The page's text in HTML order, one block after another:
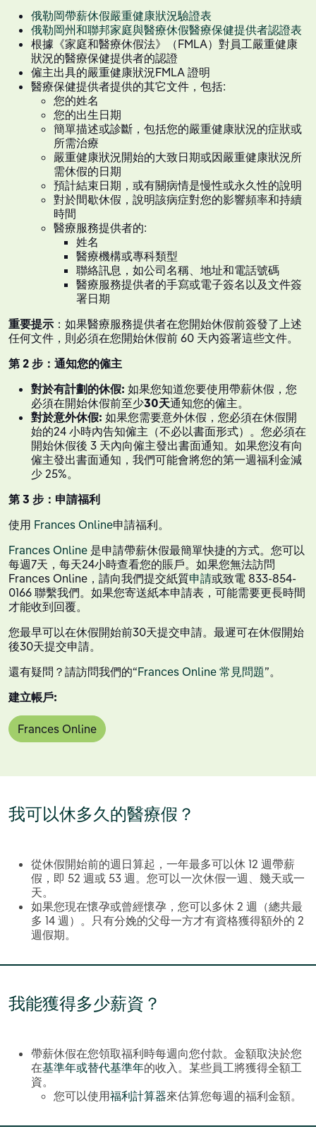
俄勒岡帶薪休假嚴重健康狀況驗證表
俄勒岡州和聯邦家庭與醫療休假醫療保健提供者認證表
根據《家庭和醫療休假法》（FMLA）對員工嚴重健康
狀況的醫療保健提供者的認證
僱主出具的嚴重健康狀況FMLA 證明
醫療保健提供者提供的其它文件，包括:
您的姓名
您的出生日期
簡單描述或診斷，包括您的嚴重健康狀況的症狀或
所需治療
嚴重健康狀況開始的大致日期或因嚴重健康狀況所
需休假的日期
預計結束日期，或有關病情是慢性或永久性的說明
對於間歇休假，說明該病症對您的影響頻率和持續
時間
醫療服務提供者的:
姓名
醫療機構或專科類型
聯絡訊息，如公司名稱、地址和電話號碼
醫療服務提供者的手寫或電子簽名以及文件簽
署日期
重要提示 ：如果醫療服務提供者在您開始休假前簽發了上述
任何文件，則必須在您開始休假前 60 天內簽署這些文件。
第 2 步：通知您的僱主
對於有計劃的休假: 如果您知道您要使用帶薪休假，您
必須在開始休假前至少30天通知您的僱主。
對於意外休假: 如果您需要意外休假，您必須在休假開
始的24 小時內告知僱主（不必以書面形式）。您必須在
開始休假後 3 天內向僱主發出書面通知。如果您沒有向
僱主發出書面通知，我們可能會將您的第一週福利金減
少 25%。
第 3 步：申請福利
使用 Frances Online申請福利。
Frances Online 是申請帶薪休假最簡單快捷的方式。您可以
每週7天，每天24小時查看您的賬戶。如果您無法訪問
Frances Online，請向我們提交紙質申請或致電 833-854-
0166 聯繫我們。如果您寄送紙本申請表，可能需要更長時間
才能收到回覆。
您最早可以在休假開始前30天提交申請。最遲可在休假開始
後30天提交申請。
還有疑問？請訪問我們的“Frances Online 常見問題”。
建立帳戶:
Frances Online
我可以休多久的醫療假？
從休假開始前的週日算起，一年最多可以休 12 週帶薪
假，即 52 週或 53 週。您可以一次休假一週、幾天或一
天。
如果您現在懷孕或曾經懷孕，您可以多休 2 週（總共最
多 14 週）。只有分娩的父母一方才有資格獲得額外的 2
週假期。
我能獲得多少薪資？
帶薪休假在您領取福利時每週向您付款。金額取決於您
在基準年或替代基準年的收入。某些員工將獲得全額工
資。
您可以使用福利計算器來估算您每週的福利金額。